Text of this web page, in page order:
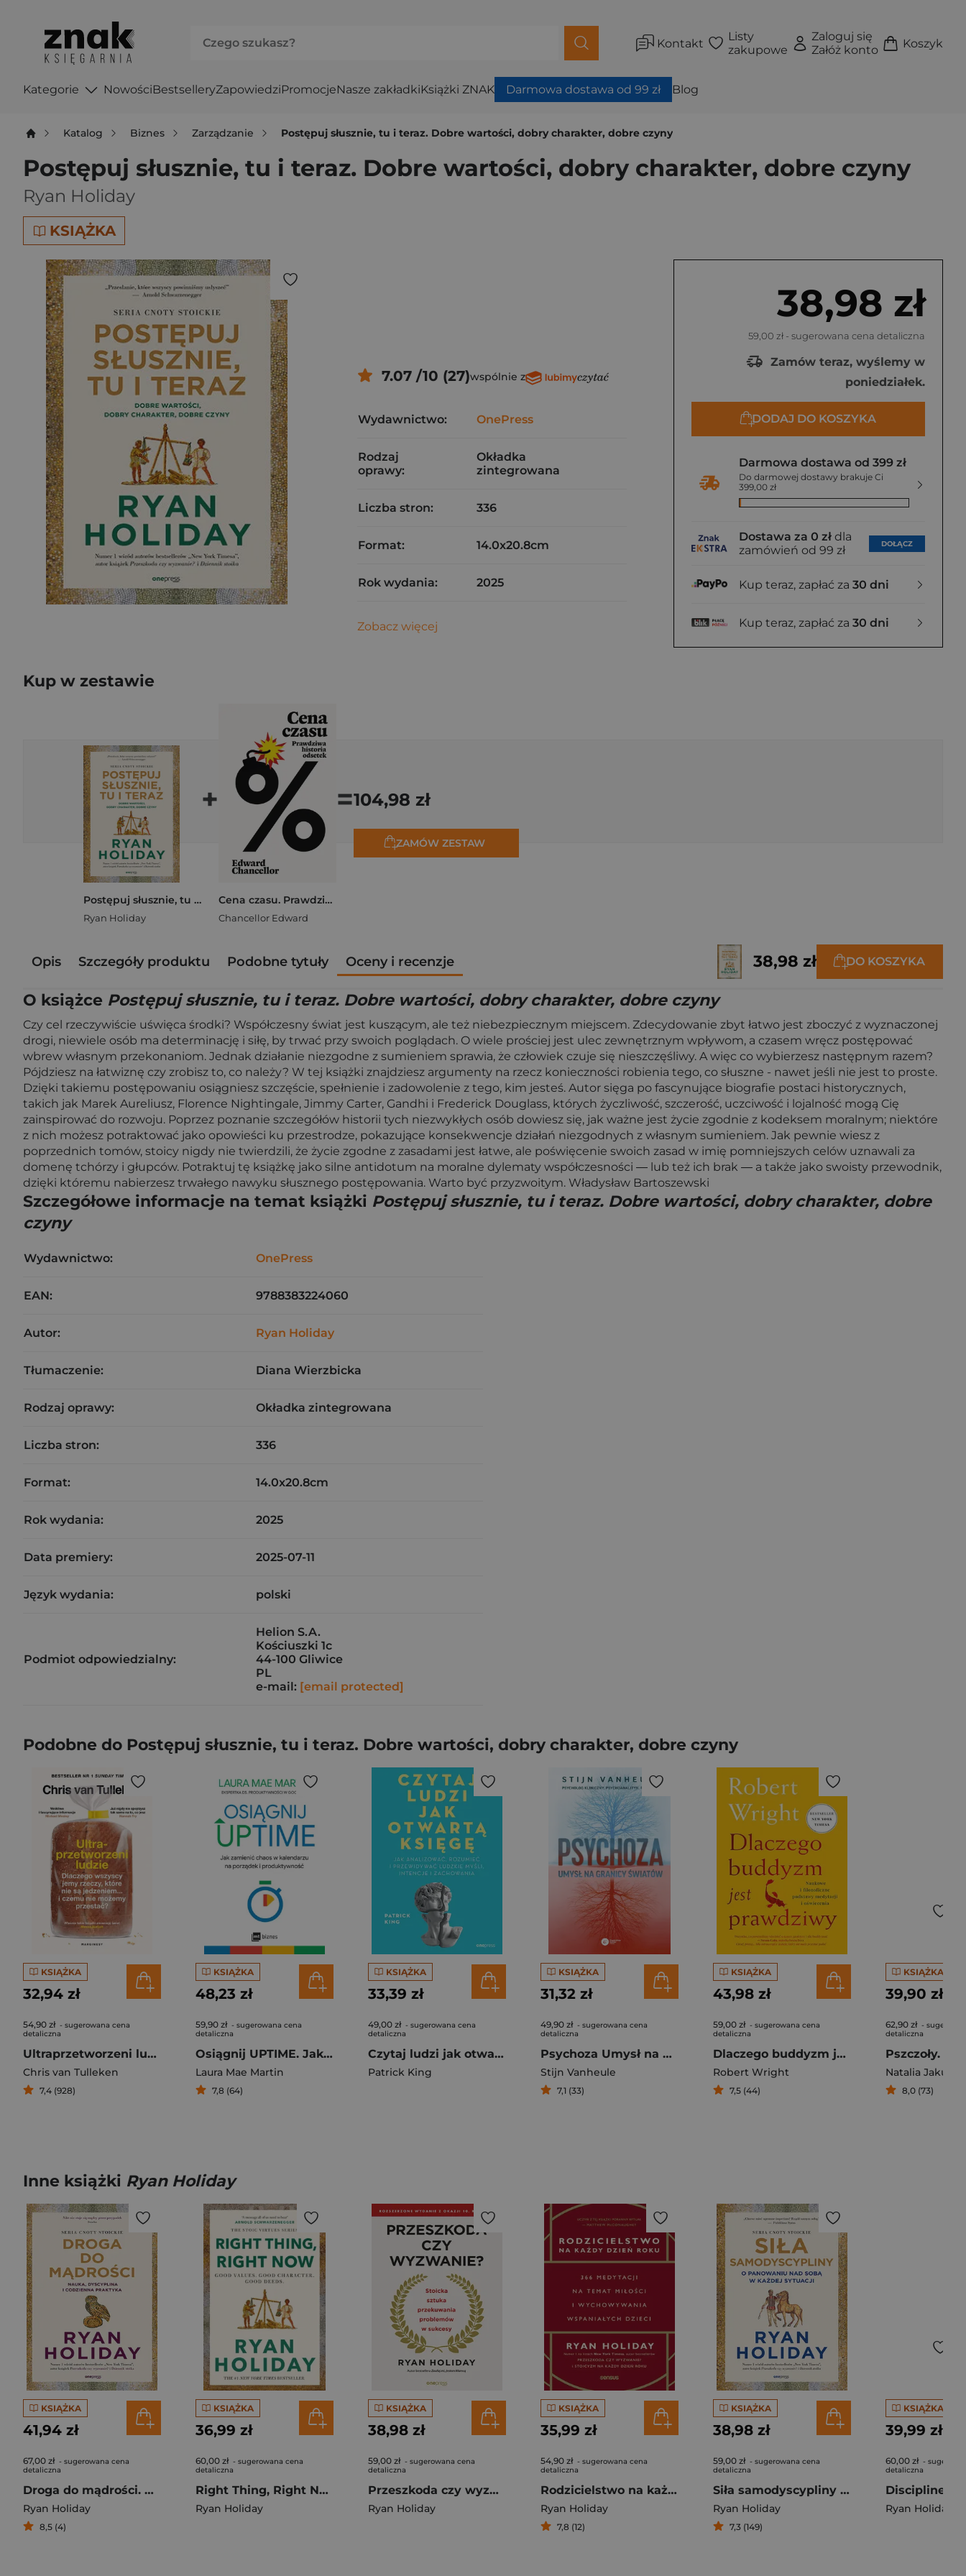
Kontakt
Listy
zakupowe
Zaloguj się
Załóż konto
Koszyk
Kategorie NowościBestselleryZapowiedziPromocjeNasze zakładkiKsiążki ZNAK Darmowa dostawa od 99 zł Blog
Katalog Biznes Zarządzanie Postępuj słusznie, tu i teraz. Dobre wartości, dobry charakter, dobre czyny
Postępuj słusznie, tu i teraz. Dobre wartości, dobry charakter, dobre czyny
Ryan Holiday
KSIĄŻKA
38,98 zł
59,00 zł - sugerowana cena detaliczna
Zamów teraz, wyślemy w
poniedziałek.
DODAJ DO KOSZYKA
Darmowa dostawa od 399 zł
Do darmowej dostawy brakuje Ci
399,00 zł
Dostawa za 0 zł dla
zamówień od 99 zł
DOŁĄCZ
Kup teraz, zapłać za 30 dni
Kup teraz, zapłać za 30 dni
7.07 /10 (27)wspólnie z
Wydawnictwo: OnePress
Rodzaj
oprawy:
Okładka
zintegrowana
Liczba stron: 336
Format: 14.0x20.8cm
Rok wydania: 2025
Zobacz więcej
Kup w zestawie
Postępuj słusznie, tu i teraz. Dobre wartości, dobry charakter, dobre czyny
Ryan Holiday
+
Cena czasu. Prawdziwa historia odsetek
Chancellor Edward
=104,98 zł
ZAMÓW ZESTAW
Opis Szczegóły produktu Podobne tytuły Oceny i recenzje 38,98 zł DO KOSZYKA
O książce Postępuj słusznie, tu i teraz. Dobre wartości, dobry charakter, dobre czyny
Czy cel rzeczywiście uświęca środki? Współczesny świat jest kuszącym, ale też niebezpiecznym miejscem. Zdecydowanie zbyt łatwo jest zboczyć z wyznaczonej
drogi, niewiele osób ma determinację i siłę, by trwać przy swoich poglądach. O wiele prościej jest ulec zewnętrznym wpływom, a czasem wręcz postępować
wbrew własnym przekonaniom. Jednak działanie niezgodne z sumieniem sprawia, że człowiek czuje się nieszczęśliwy. A więc co wybierzesz następnym razem?
Pójdziesz na łatwiznę czy zrobisz to, co należy? W tej książki znajdziesz argumenty na rzecz konieczności robienia tego, co słuszne - nawet jeśli nie jest to proste.
Dzięki takiemu postępowaniu osiągniesz szczęście, spełnienie i zadowolenie z tego, kim jesteś. Autor sięga po fascynujące biografie postaci historycznych,
takich jak Marek Aureliusz, Florence Nightingale, Jimmy Carter, Gandhi i Frederick Douglass, których życzliwość, szczerość, uczciwość i lojalność mogą Cię
zainspirować do rozwoju. Poprzez poznanie szczegółów historii tych niezwykłych osób dowiesz się, jak ważne jest życie zgodnie z kodeksem moralnym; niektóre
z nich możesz potraktować jako opowieści ku przestrodze, pokazujące konsekwencje działań niezgodnych z własnym sumieniem. Jak pewnie wiesz z
poprzednich tomów, stoicy nigdy nie twierdzili, że życie zgodne z zasadami jest łatwe, ale poświęcenie swoich zasad w imię pomniejszych celów uznawali za
domenę tchórzy i głupców. Potraktuj tę książkę jako silne antidotum na moralne dylematy współczesności ― lub też ich brak ― a także jako swoisty przewodnik,
dzięki któremu nabierzesz trwałego nawyku słusznego postępowania. Warto być przyzwoitym. Władysław Bartoszewski
Szczegółowe informacje na temat książki Postępuj słusznie, tu i teraz. Dobre wartości, dobry charakter, dobre
czyny
Wydawnictwo: OnePress
EAN: 9788383224060
Autor: Ryan Holiday
Tłumaczenie: Diana Wierzbicka
Rodzaj oprawy: Okładka zintegrowana
Liczba stron: 336
Format: 14.0x20.8cm
Rok wydania: 2025
Data premiery: 2025-07-11
Język wydania: polski
Podmiot odpowiedzialny:
Helion S.A.
Kościuszki 1c
44-100 Gliwice
PL
e-mail: [email protected]
Podobne do Postępuj słusznie, tu i teraz. Dobre wartości, dobry charakter, dobre czyny
KSIĄŻKA
32,94 zł
54,90 zł - sugerowana cena
detaliczna
Ultraprzetworzeni ludzie. Dlaczego wszyscy jemy rzeczy, które nie są jedzeniem... i czemu nie możemy przestać?
Chris van Tulleken
7,4 (928)
KSIĄŻKA
48,23 zł
59,90 zł - sugerowana cena
detaliczna
Osiągnij UPTIME. Jak zamienić chaos w kalendarzu na porządek i produktywność
Laura Mae Martin
7,8 (64)
KSIĄŻKA
33,39 zł
49,00 zł - sugerowana cena
detaliczna
Czytaj ludzi jak otwartą księgę. Jak analizować, rozumieć i przewidywać ludzkie myśli, intencje i zachowania
Patrick King
KSIĄŻKA
31,32 zł
49,90 zł - sugerowana cena
detaliczna
Psychoza Umysł na granicy światów
Stijn Vanheule
7,1 (33)
KSIĄŻKA
43,98 zł
59,00 zł - sugerowana cena
detaliczna
Dlaczego buddyzm jest prawdziwy. Naukowe i filozoficzne podstawy medytacji i oświecenia
Robert Wright
7,5 (44)
KSIĄŻKA
39,90 zł
62,90 zł -
detaliczna
Natalia Jakubus
8,0 (73)
Inne książki Ryan Holiday
KSIĄŻKA
41,94 zł
67,00 zł - sugerowana cena
detaliczna
Droga do mądrości. Nauka, dyscyplina i codzienna praktyka
Ryan Holiday
8,5 (4)
KSIĄŻKA
36,99 zł
60,00 zł - sugerowana cena
detaliczna
Right Thing, Right Now
Ryan Holiday
KSIĄŻKA
38,98 zł
59,00 zł - sugerowana cena
detaliczna
Przeszkoda czy wyzwanie? Stoicka sztuka przekuwania problemów w sukcesy
Ryan Holiday
KSIĄŻKA
35,99 zł
54,90 zł - sugerowana cena
detaliczna
Rodzicielstwo na każdy dzień roku. 366 medytacji na temat miłości i wychowywania wspaniałych dzieci
Ryan Holiday
7,8 (12)
KSIĄŻKA
38,98 zł
59,00 zł - sugerowana cena
detaliczna
Siła samodyscypliny O panowaniu nad sobą w każdej sytuacji
Ryan Holiday
7,3 (149)
KSIĄŻKA
39,99 zł
60,00 zł -
detaliczna
Discipline Is
Ryan Holiday